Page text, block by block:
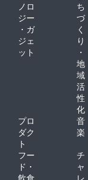
ノロ
ジー
・ガ
ジェ
ット
ち
づ
く
り
・
地
域
活
性
化
プロ
ダク
ト
音
楽
フー
ド・
チ
ャ